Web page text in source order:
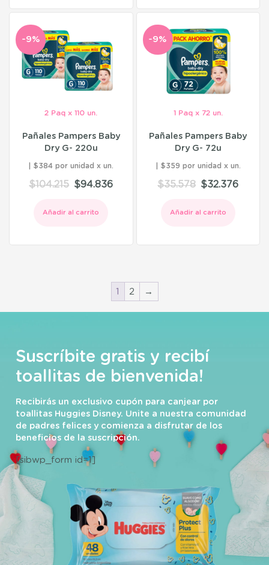
-9%
2 Paq x 110 un.
Pañales Pampers Baby
Dry G- 220u
$384 por unidad
$104.215 $94.836
Añadir al carrito
-9%
1 Paq x 72 un.
Pañales Pampers Baby
Dry G- 72u
$359 por unidad
$35.578 $32.376
Añadir al carrito
1 2 →
Suscríbite gratis y recibí
toallitas de bienvenida!
Recibirás un exclusivo cupón para canjear por
toallitas Huggies Disney. Unite a nuestra comunidad
de padres felices y comienza a disfrutar de los
beneficios de la suscripción.
[sibwp_form id=1]